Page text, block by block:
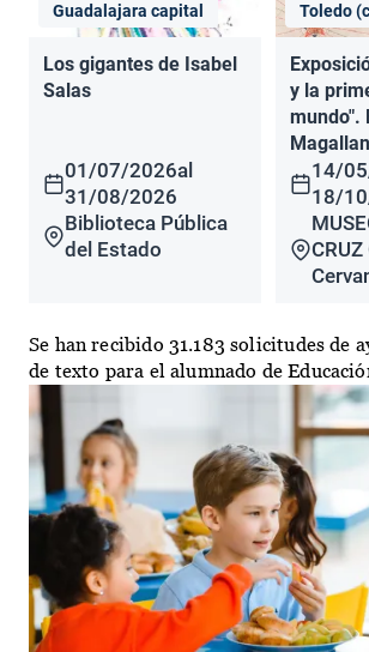
Guadalajara capital
Los gigantes de Isabel
Salas
01/07/2026al
31/08/2026
Biblioteca Pública
del Estado
Toledo
y la
mundo".
14/
18/
Se han recibido 31.183 solicitudes de
de texto para el alumnado de